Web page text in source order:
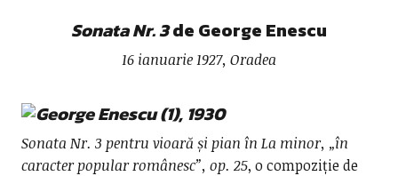
Sonata Nr. 3de George Enescu
16 ianuarie 1927, Oradea
Sonata Nr. 3 pentru vioară și pian în La minor, „în
caracter popular românesc”, op. 25, o compoziție de